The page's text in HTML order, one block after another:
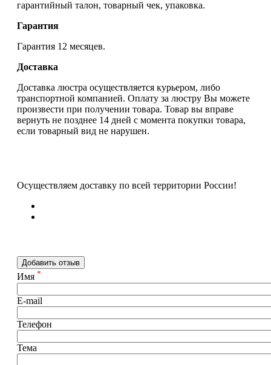
гарантийный талон, товарный чек, упаковка.
Гарантия
Гарантия 12 месяцев.
Доставка
Доставка люстра осуществляется курьером, либо
транспортной компанией. Оплату за люстру Вы можете
произвести при получении товара. Товар вы вправе
вернуть не позднее 14 дней с момента покупки товара,
если товарный вид не нарушен.
Осуществляем доставку по всей территории России!
Добавить отзыв
Имя *
E-mail
Телефон
Тема